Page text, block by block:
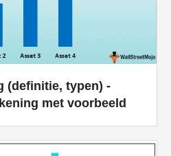
(definitie, typen) -
met voorbeeld